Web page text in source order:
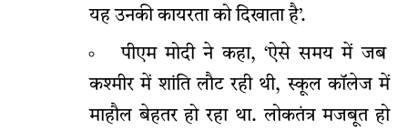
यह उनकी कायरता को दिखाता है’.
पीएम मोदी ने कहा, ‘ऐसे समय में जब
कश्मीर में शांति लौट रही थी, स्कूल कॉलेज में
माहौल बेहतर हो रहा था. लोकतंत्र मजबूत हो